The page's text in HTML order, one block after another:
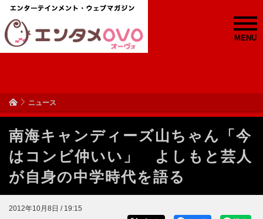
MENU
ニュース
南海キャンディーズ山ちゃん「今
はコンビ仲いい」 よしもと芸人
が自身の中学時代を語る
2012年10月8日 / 19:15